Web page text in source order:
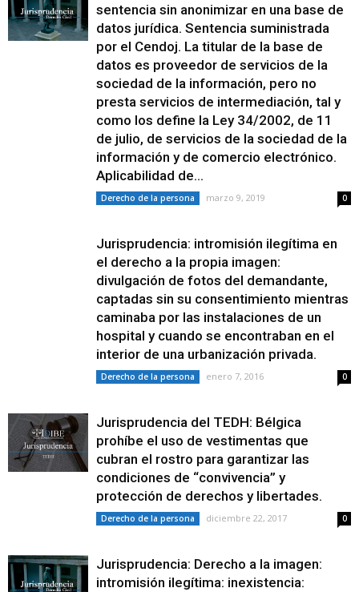
sentencia sin anonimizar en una base de
datos jurídica. Sentencia suministrada
por el Cendoj. La titular de la base de
datos es proveedor de servicios de la
sociedad de la información, pero no
presta servicios de intermediación, tal y
como los define la Ley 34/2002, de 11
de julio, de servicios de la sociedad de la
información y de comercio electrónico.
Aplicabilidad de...
Derecho de la persona marzo 9, 2019 0
Jurisprudencia: intromisión ilegítima en
el derecho a la propia imagen:
divulgación de fotos del demandante,
captadas sin su consentimiento mientras
caminaba por las instalaciones de un
hospital y cuando se encontraban en el
interior de una urbanización privada.
Derecho de la persona enero 7, 2016 0
Jurisprudencia del TEDH: Bélgica
prohíbe el uso de vestimentas que
cubran el rostro para garantizar las
condiciones de “convivencia” y
protección de derechos y libertades.
Derecho de la persona diciembre 22, 2017 0
Jurisprudencia: Derecho a la imagen:
intromisión ilegítima: inexistencia: